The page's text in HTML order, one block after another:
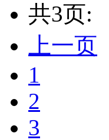
共3页:
上一页
1
2
3